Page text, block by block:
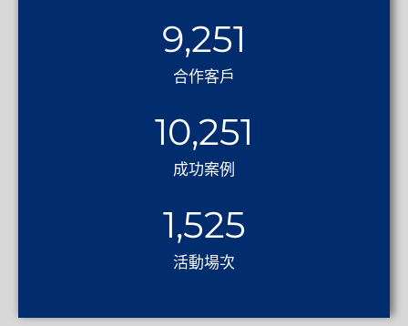
合作客戶
9,251
成功案例
10,251
活動場次
1,525